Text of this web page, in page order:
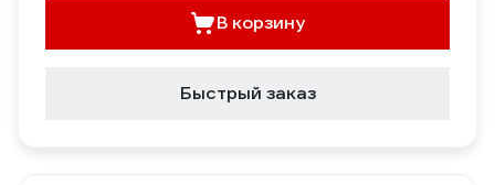
В корзину
Быстрый заказ